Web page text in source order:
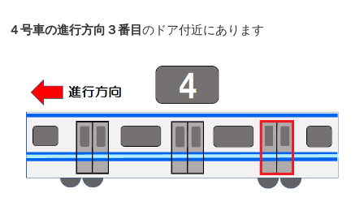
４号車の進行方向３番目 のドア付近にあります